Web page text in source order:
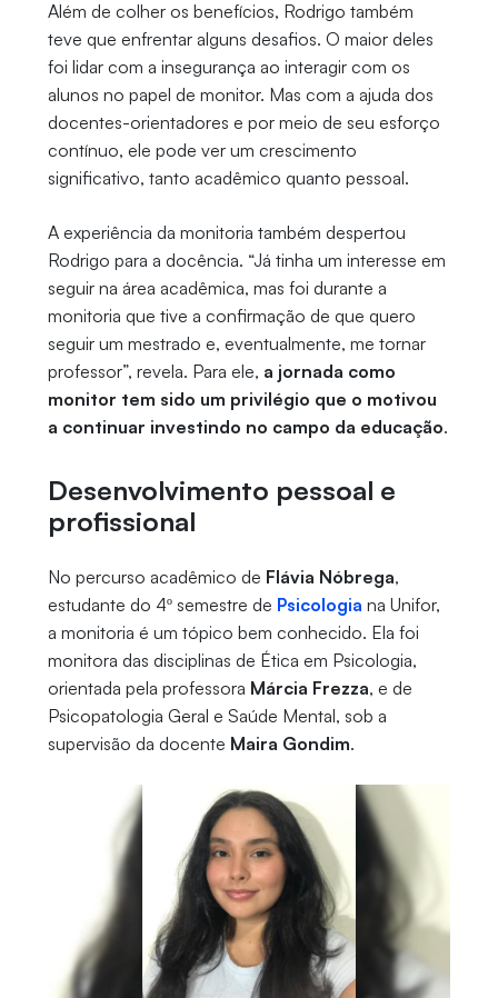
Além de colher os benefícios, Rodrigo também
teve que enfrentar alguns desafios. O maior deles
foi lidar com a insegurança ao interagir com os
alunos no papel de monitor. Mas com a ajuda dos
docentes-orientadores e por meio de seu esforço
contínuo, ele pode ver um crescimento
significativo, tanto acadêmico quanto pessoal.
A experiência da monitoria também despertou
Rodrigo para a docência. “Já tinha um interesse em
seguir na área acadêmica, mas foi durante a
monitoria que tive a confirmação de que quero
seguir um mestrado e, eventualmente, me tornar
professor”, revela. Para ele, a jornada como
monitor tem sido um privilégio que o motivou
a continuar investindo no campo da educação.
Desenvolvimento pessoal e
profissional
No percurso acadêmico de Flávia Nóbrega,
estudante do 4º semestre de Psicologia na Unifor,
a monitoria é um tópico bem conhecido. Ela foi
monitora das disciplinas de Ética em Psicologia,
orientada pela professora Márcia Frezza, e de
Psicopatologia Geral e Saúde Mental, sob a
supervisão da docente Maira Gondim.